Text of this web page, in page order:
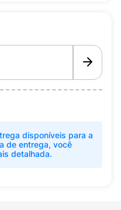
disponíveis para a
de entrega, você
detalhada.